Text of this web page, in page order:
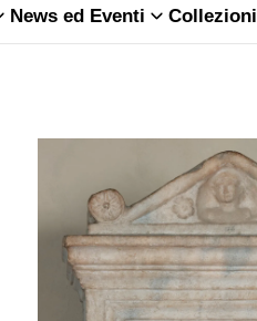
Tesoro dei Granduchi
News ed Eventi Collezioni